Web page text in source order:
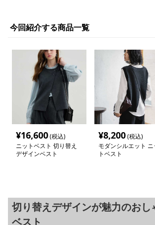
今回紹介する商品一覧
¥16,600(税込)
ニットベスト 切り替え
デザインベスト
¥8,200(税込)
モダンシルエット ニ
トベスト
切り替えデザインが魅力のおし
ベスト